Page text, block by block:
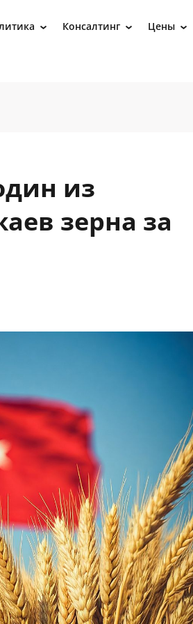
› Консалтинг › Цены ›
из
зерна за